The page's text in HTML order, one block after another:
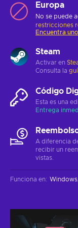
Europa
No se puede
restricciones
Encuentra
Steam
Activar en
Consulta la
Código
Esta es una
Entrega
A diferencia
recibir un
vistas.
Funciona en: Windows